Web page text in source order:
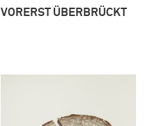
VORERST ÜBERBRÜCKT